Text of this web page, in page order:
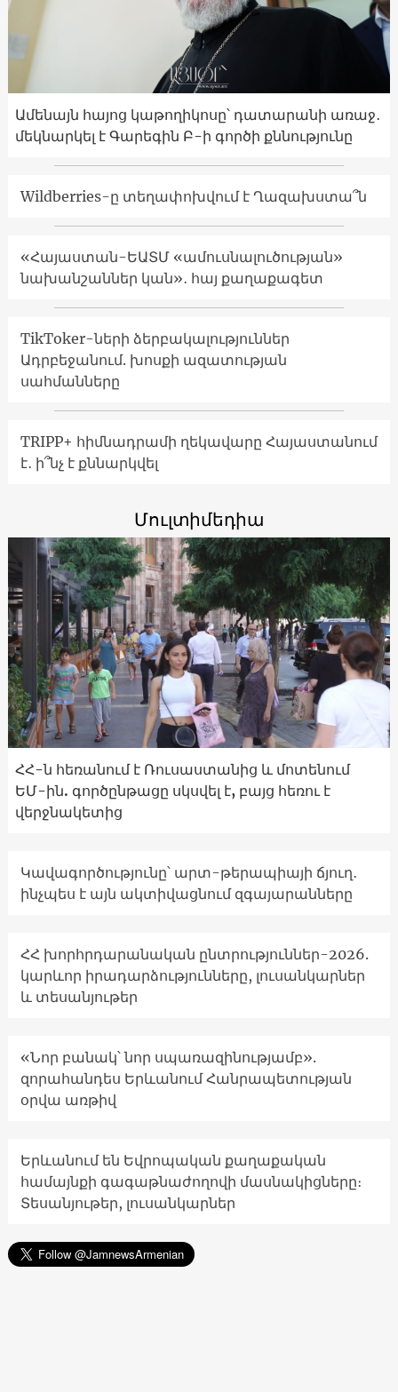
Ամենայն հայոց կաթողիկոսը՝ դատարանի առաջ․
մեկնարկել է Գարեգին Բ-ի գործի քննությունը
Wildberries-ը տեղափոխվում է Ղազախստա՞ն
«Հայաստան-ԵԱՏՄ «ամուսնալուծության»
նախանշաններ կան»․ հայ քաղաքագետ
TikToker-ների ձերբակալություններ
Ադրբեջանում. խոսքի ազատության
սահմանները
TRIPP+ հիմնադրամի ղեկավարը Հայաստանում
է․ ի՞նչ է քննարկվել
Մուլտիմեդիա
ՀՀ-ն հեռանում է Ռուսաստանից և մոտենում
ԵՄ-ին. գործընթացը սկսվել է, բայց հեռու է
վերջնակետից
Կավագործությունը՝ արտ-թերապիայի ճյուղ․
ինչպես է այն ակտիվացնում զգայարանները
ՀՀ խորհրդարանական ընտրություններ-2026.
կարևոր իրադարձությունները, լուսանկարներ
և տեսանյութեր
«Նոր բանակ՝ նոր սպառազինությամբ».
զորահանդես Երևանում Հանրապետության
օրվա առթիվ
Երևանում են Եվրոպական քաղաքական
համայնքի գագաթնաժողովի մասնակիցները։
Տեսանյութեր, լուսանկարներ